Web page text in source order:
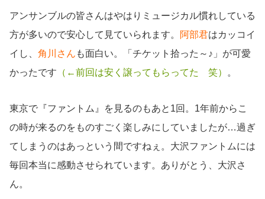
アンサンブルの皆さんはやはりミュージカル慣れしている
方が多いので安心して見ていられます。
阿部君はカッコイ
イし、 角川さん も面白い。「チケット拾った～♪」が可愛
かったです （←前回は安く譲ってもらってた 笑） 。
東京で『ファントム』を見るのもあと1回。1年前からこ
の時が来るのをものすごく楽しみにしていましたが…過ぎ
てしまうのはあっという間ですねぇ。大沢ファントムには
毎回本当に感動させられています。ありがとう、大沢さ
ん。